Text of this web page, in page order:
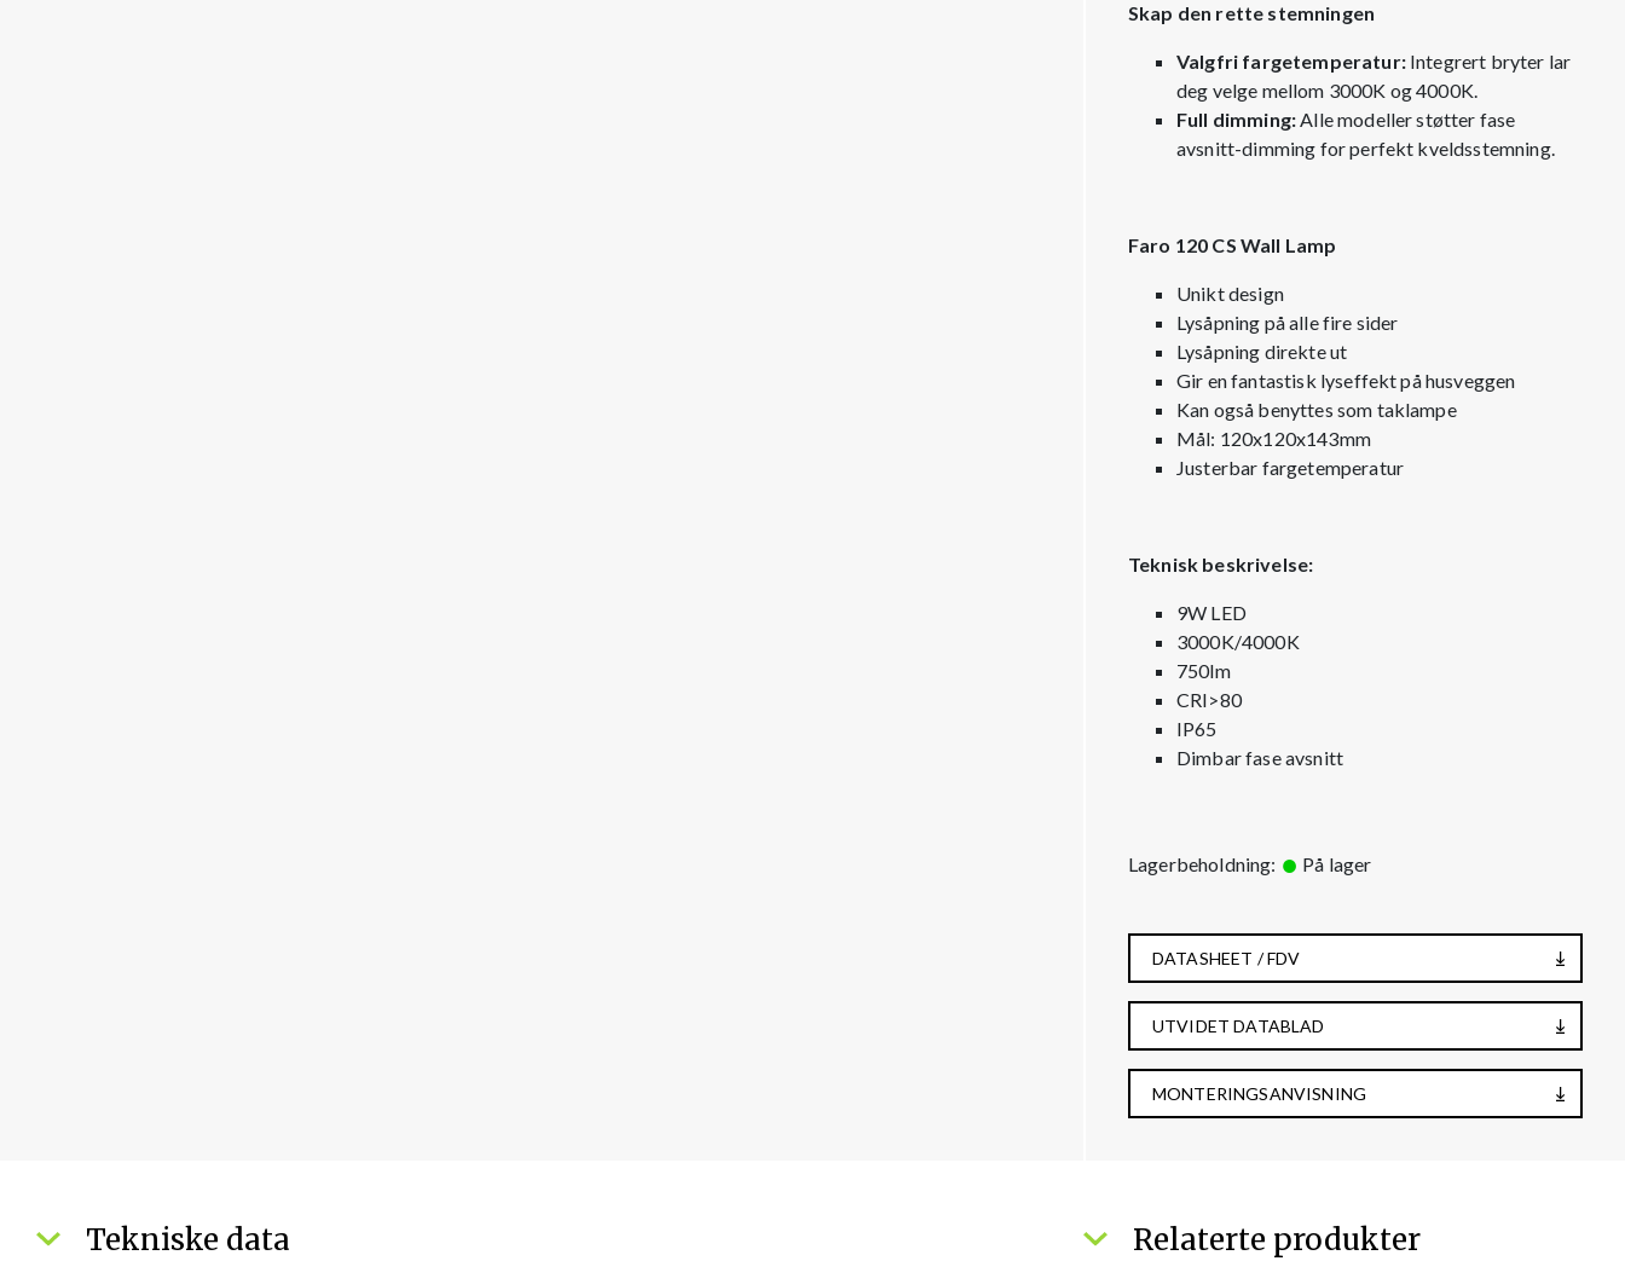
Skap den rette stemningen
Valgfri fargetemperatur:Integrert bryter lar
deg velge mellom 3000K og 4000K.
Full dimming:Alle modeller støtter fase
avsnitt-dimming for perfekt kveldsstemning.
Faro 120 CS Wall Lamp
Unikt design
Lysåpning på alle fire sider
Lysåpning direkte ut
Gir en fantastisk lyseffekt på husveggen
Kan også benyttes som taklampe
Mål: 120x120x143mm
Justerbar fargetemperatur
Teknisk beskrivelse:
9W LED
3000K/4000K
750lm
CRI>80
IP65
Dimbar fase avsnitt
Lagerbeholdning: På lager
DATASHEET / FDV
UTVIDET DATABLAD
MONTERINGSANVISNING
Tekniske data Relaterte produkter